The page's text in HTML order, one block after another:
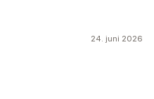
24. juni 2026